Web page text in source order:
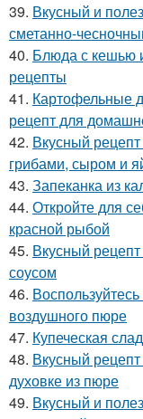
39. Вкусный и
сметанно-
40. Блюда с кешью
рецепты
41. Картофельные
рецепт для
42. Вкусный
грибами, сыром и
43. Запеканка из
44. Откройте для
красной рыбой
45. Вкусный
соусом
46.
воздушного пюре
47. Купеческая
48. Вкусный
духовке из пюре
49. Вкусный и